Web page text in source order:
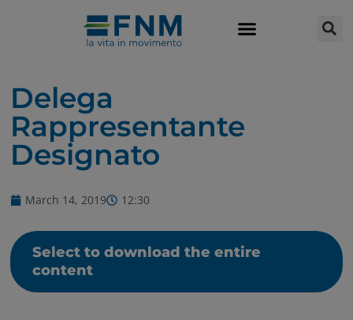
Delega
Rappresentante
Designato
March 14, 2019 12:30
Select to download the entire
content